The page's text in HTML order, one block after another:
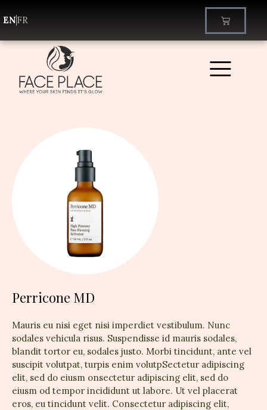
ENFR
Perricone MD
Mauris eu nisi eget nisi imperdiet vestibulum. Nunc
sodales vehicula risus. Suspendisse id mauris sodales,
blandit tortor eu, sodales justo. Morbi tincidunt, ante vel
suscipit volutpat, turpis enim volutpSectetur adipiscing
elit, sed do eiusm onsectetur adipiscing elit, sed do
eiusm od tempor incididunt ut labore. Ut vel placerat
eros, eu tincidunt velit. Consectetur adipiscing elit,